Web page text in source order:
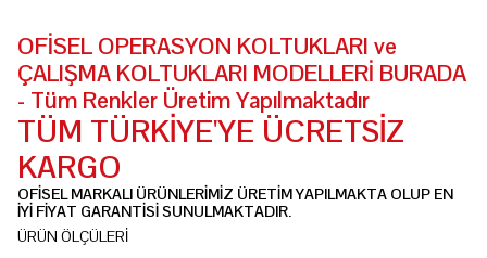
OFİSEL OPERASYON KOLTUKLARI ve
ÇALIŞMA KOLTUKLARI MODELLERİ BURADA
- Tüm Renkler Üretim Yapılmaktadır
TÜM TÜRKİYE'YE ÜCRETSİZ
KARGO
OFİSEL MARKALI ÜRÜNLERİMİZ ÜRETİM YAPILMAKTA OLUP EN
İYİ FİYAT GARANTİSİ SUNULMAKTADIR.
ÜRÜN ÖLÇÜLERİ